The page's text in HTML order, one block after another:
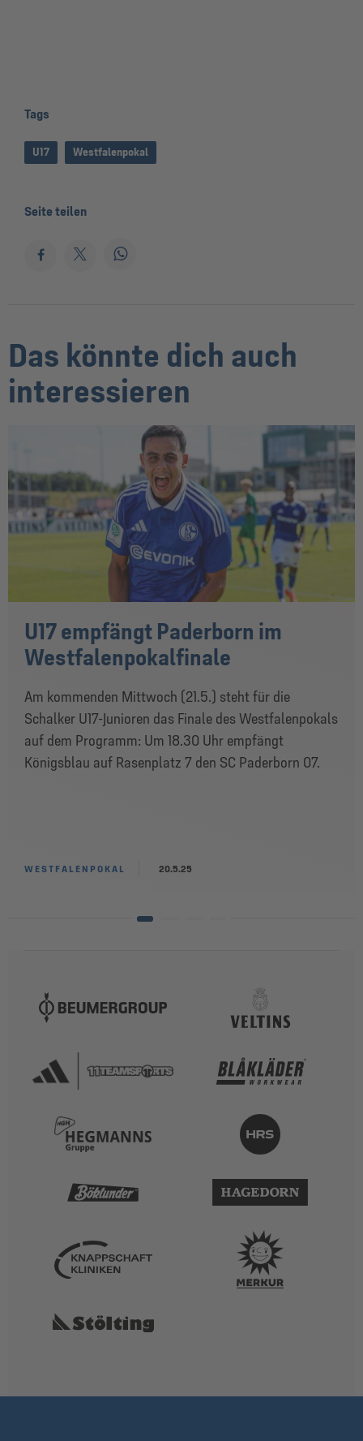
Tags
U17 Westfalenpokal
Seite teilen
Das könnte dich auch
interessieren
U17 empfängt Paderborn im
Westfalenpokalfinale
Am kommenden Mittwoch (21.5.) steht für die
Schalker U17-Junioren das Finale des Westfalenpokals
auf dem Programm: Um 18.30 Uhr empfängt
Königsblau auf Rasenplatz 7 den SC Paderborn 07.
WESTFALENPOKAL 20.5.25